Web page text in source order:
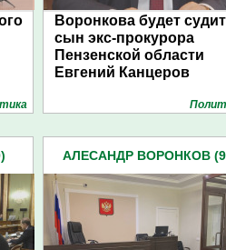
Воронкова будет
сын экс-прокурора
Пензенской области
Евгений Канцеров
АЛЕСАНДР ВОРОНКОВ